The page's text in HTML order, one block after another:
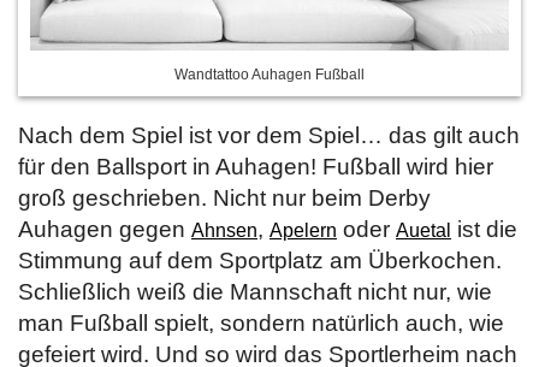
Wandtattoo Auhagen Fußball
Nach dem Spiel ist vor dem Spiel… das gilt auch
für den Ballsport in Auhagen! Fußball wird hier
groß geschrieben. Nicht nur beim Derby
Auhagen gegen Ahnsen, Apelern oder Auetal
ist die
Stimmung auf dem Sportplatz am Überkochen.
Schließlich weiß die Mannschaft nicht nur, wie
man Fußball spielt, sondern natürlich auch, wie
gefeiert wird. Und so wird das Sportlerheim nach